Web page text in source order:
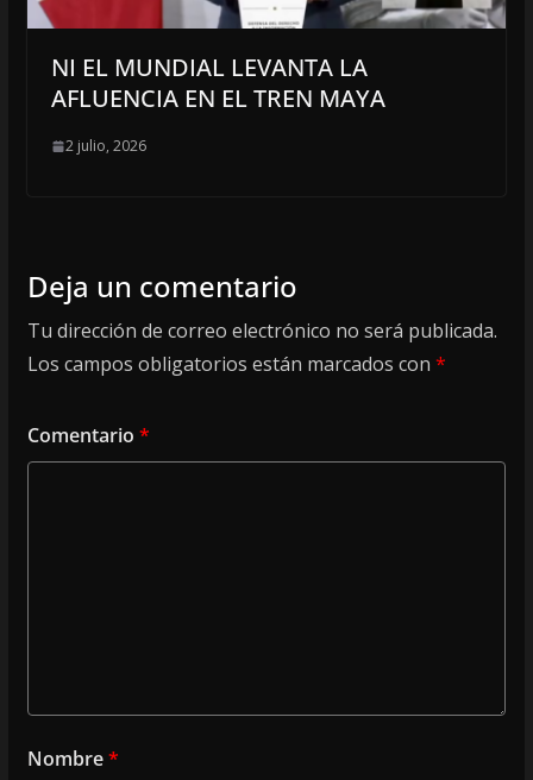
NI EL MUNDIAL LEVANTA LA
AFLUENCIA EN EL TREN MAYA
2 julio, 2026
Deja un comentario
Tu dirección de correo electrónico no será publicada.
Los campos obligatorios están marcados con *
Comentario *
Nombre*